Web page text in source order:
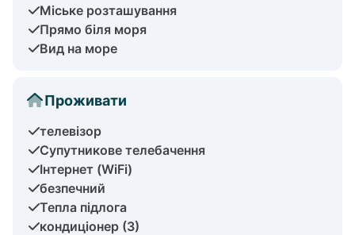
Міське розташування
Прямо біля моря
Вид на море
Проживати
телевізор
Супутникове телебачення
Інтернет (WiFi)
безпечний
Тепла підлога
кондиціонер (3)